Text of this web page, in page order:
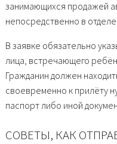
занимающихся продажей
непосредственно в
В заявке обязательно
лица, встречающего
Гражданин должен
своевременно к прилёту
паспорт либо иной
СОВЕТЫ, КАК